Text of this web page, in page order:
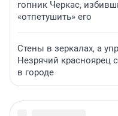
гопник Черкас,
«отпетушить» его
Стены в зеркалах, а
Незрячий красноярец
в городе